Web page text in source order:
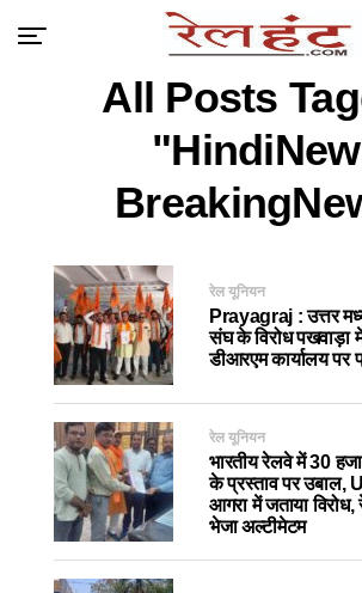
All Posts
रेल यूनियन
Prayagraj : उत्तर
संघ के विरोध पखवाड़ा
डीआरएम कार्यालय पर
रेल यूनियन
भारतीय रेलवे में 30
के प्रस्ताव पर उबाल,
आगरा में जताया विरोध,
भेजा अल्टीमेटम